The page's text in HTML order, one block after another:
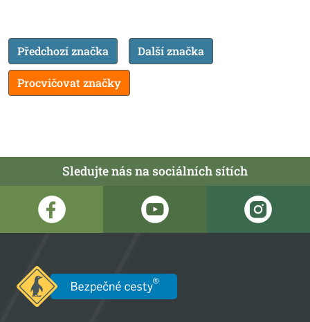
Předchozí značka Další značka
Procvičovat značky
Sledujte nás na sociálních sítích